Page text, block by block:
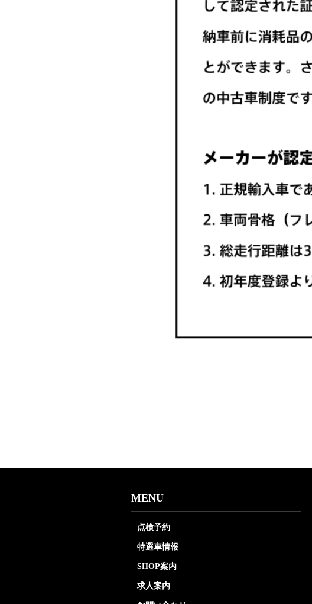
MENU
点検予約
特選車情報
SHOP案内
求人案内